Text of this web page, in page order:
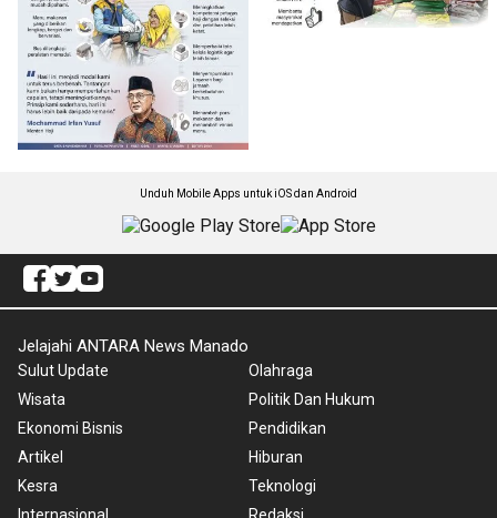
Unduh Mobile Apps untuk iOS dan Android
Jelajahi ANTARA News Manado
Sulut Update
Wisata
Ekonomi Bisnis
Artikel
Kesra
Olahraga
Politik Dan Hukum
Pendidikan
Hiburan
Teknologi